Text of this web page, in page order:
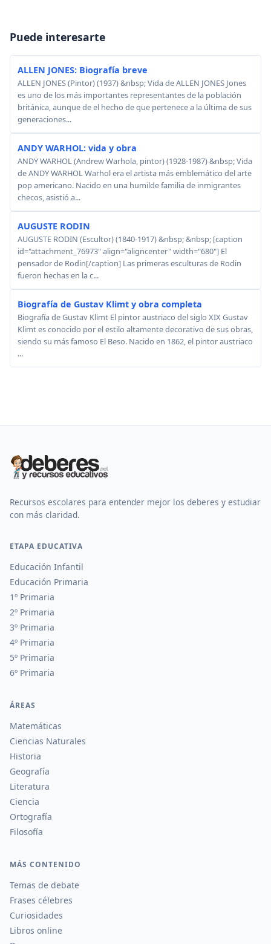
Puede interesarte
ALLEN JONES: Biografía breve
ALLEN JONES (Pintor) (1937) &nbsp; Vida de ALLEN JONES Jones
es uno de los más importantes representantes de la población
británica, aunque de el hecho de que pertenece a la última de sus
generaciones...
ANDY WARHOL: vida y obra
ANDY WARHOL (Andrew Warhola, pintor) (1928-1987) &nbsp; Vida
de ANDY WARHOL Warhol era el artista más emblemático del arte
pop americano. Nacido en una humilde familia de inmigrantes
checos, asistió a...
AUGUSTE RODIN
AUGUSTE RODIN (Escultor) (1840-1917) &nbsp; &nbsp; [caption
id="attachment_76973" align="aligncenter" width="680"] El
pensador de Rodin[/caption] Las primeras esculturas de Rodin
fueron hechas en la c...
Biografía de Gustav Klimt y obra completa
Biografía de Gustav Klimt El pintor austriaco del siglo XIX Gustav
Klimt es conocido por el estilo altamente decorativo de sus obras,
siendo su más famoso El Beso. Nacido en 1862, el pintor austriaco
...
Recursos escolares para entender mejor los deberes y estudiar
con más claridad.
ETAPA EDUCATIVA
Educación Infantil
Educación Primaria
1º Primaria
2º Primaria
3º Primaria
4º Primaria
5º Primaria
6º Primaria
ÁREAS
Matemáticas
Ciencias Naturales
Historia
Geografía
Literatura
Ciencia
Ortografía
Filosofía
MÁS CONTENIDO
Temas de debate
Frases célebres
Curiosidades
Libros online